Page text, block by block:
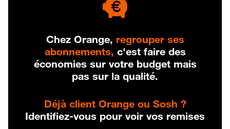
Chez Orange, regrouper ses
abonnements, c'est faire des
économies sur votre budget mais
pas sur la qualité.
Déjà client Orange ou Sosh ?
Identifiez-vous pour voir vos remises